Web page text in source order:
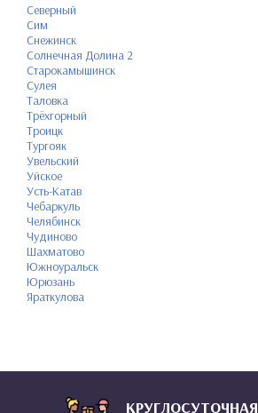
Северный
Сим
Снежинск
Солнечная Долина 2
Старокамышинск
Сулея
Таловка
Трёхгорный
Троицк
Тургояк
Увельский
Уйское
Усть-Катав
Чебаркуль
Челябинск
Чудиново
Шахматово
Южноуральск
Юрюзань
Яраткулова
КРУГЛОСУТОЧНАЯ